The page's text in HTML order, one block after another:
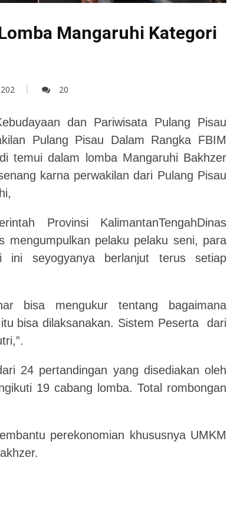
Mangaruhi Kategori
202 20
dan Pariwisata Pulang Pisau
Pulang Pisau Dalam Rangka FBIM
temui dalam lomba Mangaruhi Bakhzer
karna perwakilan dari Pulang Pisau
Provinsi KalimantanTengahDinas
mengumpulkan pelaku pelaku seni, para
ini seyogyanya berlanjut terus setiap
bisa mengukur tentang bagaimana
bisa dilaksanakan. Sistem Peserta dari
24 pertandingan yang disediakan oleh
19 cabang lomba. Total rombongan
perekonomian khususnya UMKM